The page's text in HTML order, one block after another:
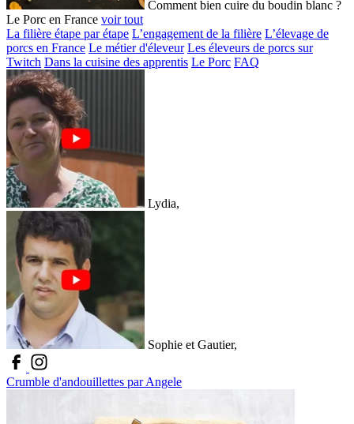
Comment bien cuire du boudin blanc ?
Le Porc en France voir tout
La filière étape par étape L’engagement de la filière L’élevage de
porcs en France Le métier d'éleveur Les éleveurs de porcs sur
Twitch Dans la cuisine des apprentis Le Porc FAQ
Lydia,
Sophie et Gautier,
Crumble d'andouillettes par Angele